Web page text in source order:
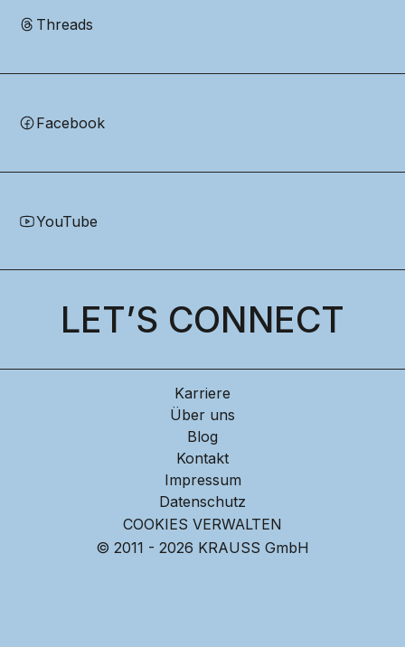
Threads
Facebook
YouTube
LET’S CONNECT
Karriere
Über uns
Blog
Kontakt
Impressum
Datenschutz
COOKIES VERWALTEN
© 2011 - 2026 KRAUSS GmbH